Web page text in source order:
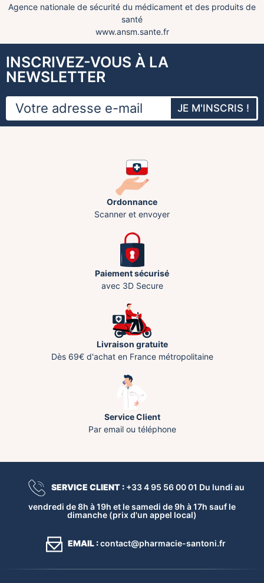
Agence nationale de sécurité du médicament et des produits de
santé
www.ansm.sante.fr
INSCRIVEZ-VOUS À LA
NEWSLETTER
JE M'INSCRIS !
Ordonnance
Scanner et envoyer
Paiement sécurisé
avec 3D Secure
Livraison gratuite
Dès 69€ d'achat en France métropolitaine
Service Client
Par email ou téléphone
SERVICE CLIENT :+33 4 95 56 00 01 Du lundi au
vendredi de 8h à 19h et le samedi de 9h à 17h sauf le
dimanche (prix d'un appel local)
EMAIL :contact@pharmacie-santoni.fr